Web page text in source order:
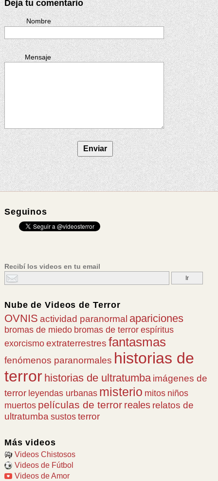
Deja tu comentario
Nombre
Mensaje
Seguinos
Recibí los videos en tu email
Nube deVideos de Terror
OVNIS actividad paranormal apariciones
bromas de miedo bromas de terror espíritus
exorcismo extraterrestres fantasmas
fenómenos paranormales historias de
terror historias de ultratumba imágenes de
terror leyendas urbanas misterio mitos niños
muertos películas de terror reales relatos de
ultratumba sustos terror
Más videos
Videos Chistosos
Videos de Fútbol
Videos de Amor